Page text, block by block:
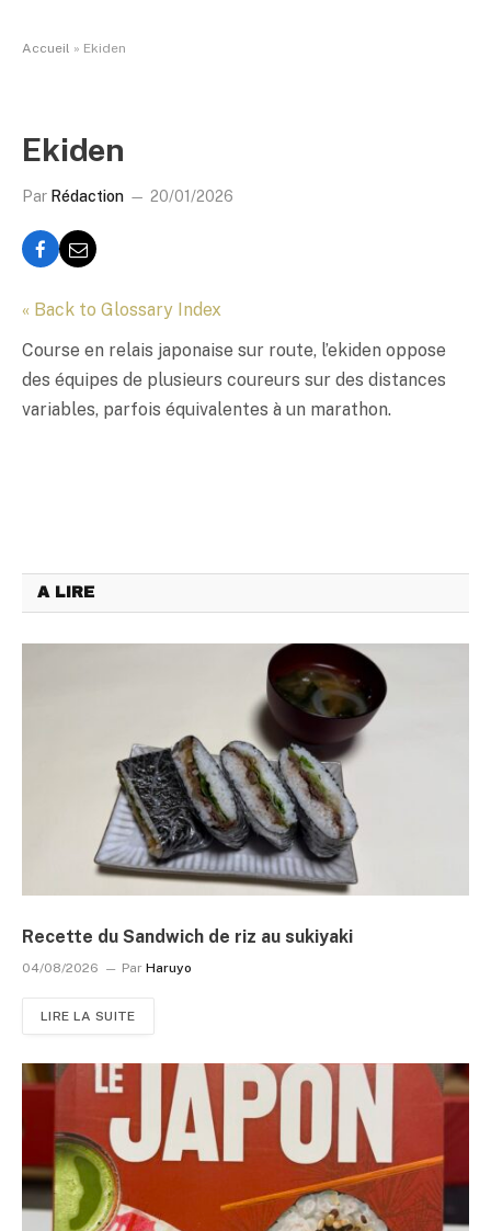
Accueil » Ekiden
Ekiden
Par Rédaction 20/01/2026
« Back to Glossary Index
Course en relais japonaise sur route, l’ekiden oppose
des équipes de plusieurs coureurs sur des distances
variables, parfois équivalentes à un marathon.
A LIRE
Recette du Sandwich de riz au sukiyaki
04/08/2026 Par Haruyo
LIRE LA SUITE